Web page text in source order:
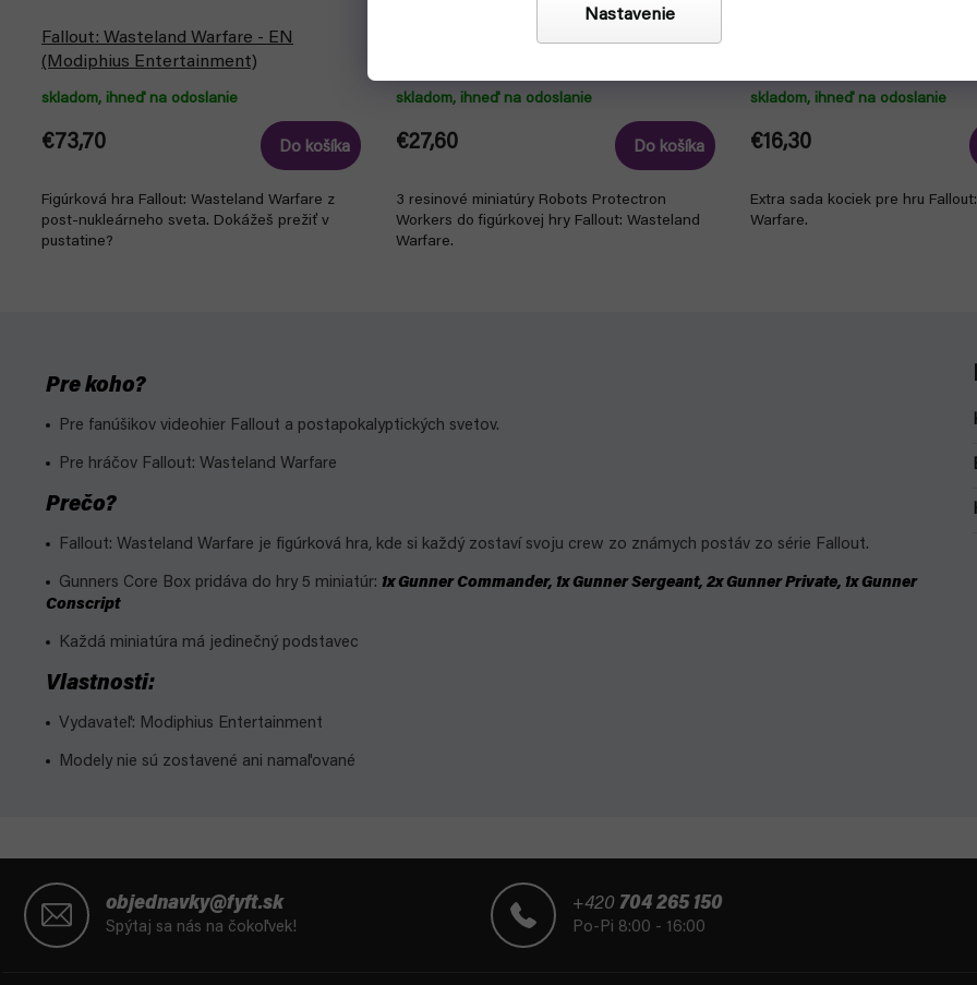
Nastavenie
Fallout: Wasteland Warfare - EN
(Modiphius Entertainment)
skladom, ihneď na odoslanie
€73,70 Do košíka
Figúrková hra Fallout: Wasteland Warfare z
post-nukleárneho sveta. Dokážeš prežiť v
pustatine?
Fallout: Wasteland Warfare - Robots
skladom, ihneď na odoslanie
€27,60 Do košíka
3 resinové miniatúry Robots Protectron
Workers do figúrkovej hry Fallout: Wasteland
Warfare.
skladom, ihneď na odoslanie
€16,30
Extra sada kociek pre hru
Warfare.
Pre koho?
Pre fanúšikov videohier Fallout a postapokalyptických svetov.
Pre hráčov Fallout: Wasteland Warfare
Prečo?
Fallout: Wasteland Warfare je figúrková hra, kde si každý zostaví svoju crew zo známych postáv zo série Fallout.
Gunners Core Box pridáva do hry 5 miniatúr: 1x Gunner Commander, 1x Gunner Sergeant, 2x Gunner Private, 1x Gunner
Conscript
Každá miniatúra má jedinečný podstavec
Vlastnosti:
Vydavateľ: Modiphius Entertainment
Modely nie sú zostavené ani namaľované
objednavky@fyft.sk
Spýtaj sa nás na čokoľvek!
+420 704 265 150
Po-Pi 8:00 - 16:00